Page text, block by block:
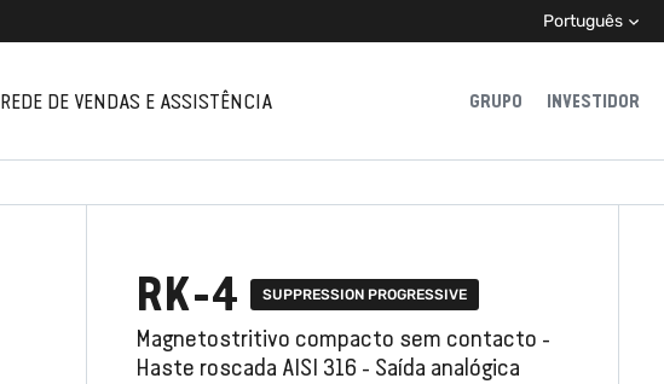
Português
REDE DE VENDAS E ASSISTÊNCIA GRUPO INVESTIDOR
RK-4 SUPPRESSION PROGRESSIVE
Magnetostritivo compacto sem contacto -
Haste roscada AISI 316 - Saída analógica